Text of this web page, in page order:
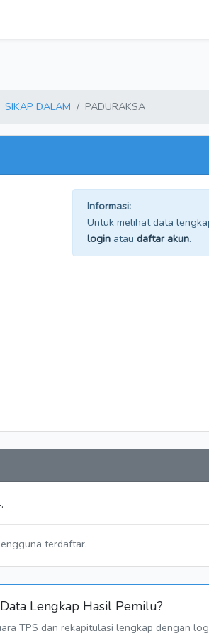
SIKAP DALAM PADURAKSA
Informasi:
Untuk melihat data
login atau daftar akun.
terdaftar.
Lengkap Hasil Pemilu?
TPS dan rekapitulasi lengkap dengan